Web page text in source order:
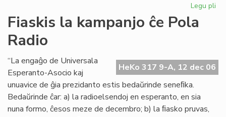
Legu pli
al
Fiaskis la kampanjo ĉe Pola
Radio
HeKo 317 9-A, 12 dec 06
“La engaĝo de Universala
Esperanto-Asocio kaj
unuavice de ĝia prezidanto estis bedaŭrinde seneﬁka.
Bedaŭrinde ĉar: a) la radioelsendoj en esperanto, en sia
nuna formo, ĉesos meze de decembro; b) la ﬁasko pruvas,